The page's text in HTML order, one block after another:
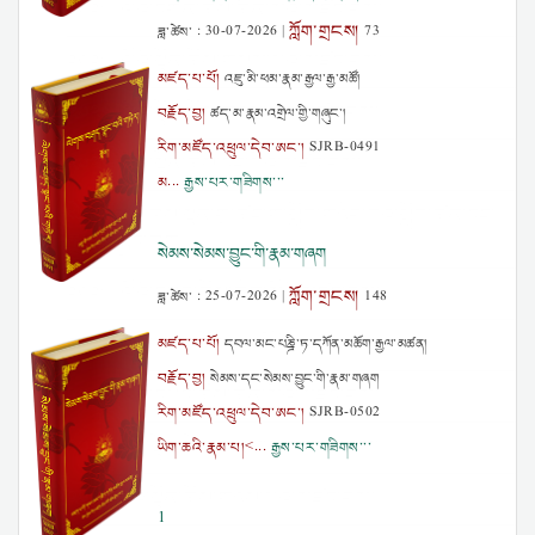
༢༠༢༤ ལོའི་དགུན་ཆོས་ཆེན་མོའི་མཛད་རིམ།
༢༠༢༤ ལོའི་སྟོན་ཆོས་གསུམ་པའི་མཛད་རིམ།
༢༠༢༤ ལོའི་སྟོན་ཆོས་གཉིས་པའི་མཛད་རིམ།
༢༠༢༤ ལོའི་སྟོན་ཆོས་དང་པོའི་མཛད་རིམ།
སེར་བྱེས་མཁས་སྙན་གྲྭ་ཚང་གི་སློབ་གཉེར་བའི་སློབ་ཚན་དང་
རྒྱུགས་སྤྲོད་ཁག
༢༠༢༤ ལོའི་དབྱར་ཆོས་ཆེན་མོའི་མཛད་རིམ།
༢༠༢༤ ལོའི་དབྱར་ཆོས་དང་པོའི་མཛད་རིམ།
༢༠༢༤ ལོའི་དཔྱིད་ཆོས་ཆེན་མོའི་མཛད་རིམ།
༢༠༢༢ ལོའི་སྟོན་ཆོས་གསུམ་པའི་མཛད་རིམ།
༢༠༢༢ ལོའི་སྟོན་ཆོས་གཉིས་པའི་མཛད་རིམ།
ཟླ་ཚེས་ : 30-07-2026 |ཀློག་གྲངས།73
མཛད་པ་པོ། འཇུ་མི་ཕམ་རྣམ་རྒྱལ་རྒྱ་མཚོ།
བརྗོད་བྱ། ཚད་མ་རྣམ་འགྲེལ་གྱི་གཞུང་།
རིག་མཛོད་འཕྲུལ་དེབ་ཨང་། SJRB-0491
མ...རྒྱས་པར་གཟིགས་་་
སེམས་སེམས་བྱུང་གི་རྣམ་གཞག
ཟླ་ཚེས་ : 25-07-2026 |ཀློག་གྲངས། 148
མཛད་པ་པོ།དབལ་མང་པཎྜི་ཏ་དཀོན་མཆོག་རྒྱལ་མཚན།
བརྗོད་བྱ། སེམས་དང་སེམས་བྱུང་གི་རྣམ་གཞག
རིག་མཛོད་འཕྲུལ་དེབ་ཨང་། SJRB-0502
ཡིག་ཆའི་རྣམ་པ།<... རྒྱས་པར་གཟིགས་་་
1